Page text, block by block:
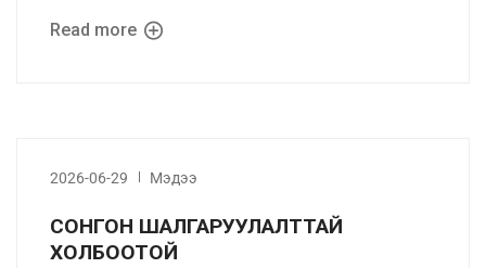
Read more
2026-06-29 Мэдээ
СОНГОН ШАЛГАРУУЛАЛТТАЙ
ХОЛБООТОЙ